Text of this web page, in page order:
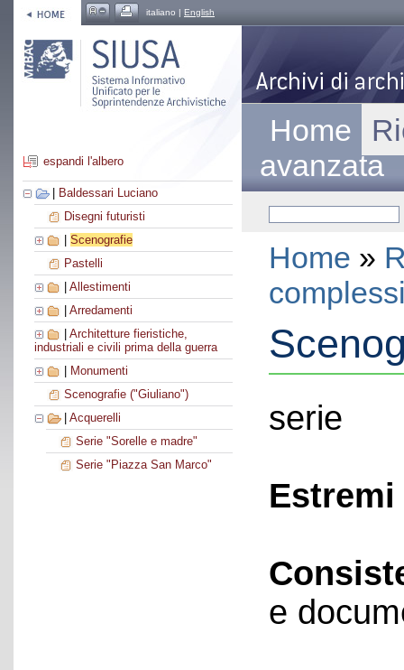
italiano | English
espandi l'albero
Baldessari Luciano
Disegni futuristi
Scenografie
Pastelli
Allestimenti
Arredamenti
Architetture fieristiche,
industriali e civili prima della guerra
Monumenti
Scenografie ("Giuliano")
Acquerelli
Serie "Sorelle e madre"
Serie "Piazza San Marco"
Home
avanzata
Home »
serie
e